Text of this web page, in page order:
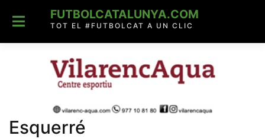
content
FUTBOLCATALUNYA.COM
TOT EL #FUTBOLCAT A UN CLIC
Esquerré